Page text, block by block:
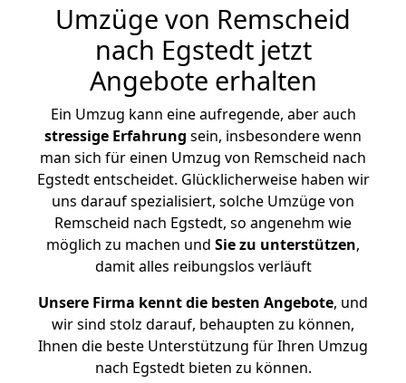
Umzüge von Remscheid
nach Egstedt jetzt
Angebote erhalten
Ein Umzug kann eine aufregende, aber auch
stressige Erfahrung sein, insbesondere wenn
man sich für einen Umzug von Remscheid nach
Egstedt entscheidet. Glücklicherweise haben wir
uns darauf spezialisiert, solche Umzüge von
Remscheid nach Egstedt, so angenehm wie
möglich zu machen und Sie zu unterstützen,
damit alles reibungslos verläuft
Unsere Firma kennt die besten Angebote, und
wir sind stolz darauf, behaupten zu können,
Ihnen die beste Unterstützung für Ihren Umzug
nach Egstedt bieten zu können.